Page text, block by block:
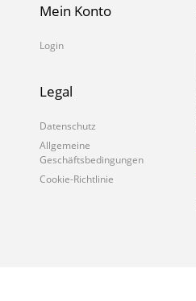
Mein Konto
Login
Legal
Datenschutz
Allgemeine
Geschäftsbedingungen
Cookie-Richtlinie